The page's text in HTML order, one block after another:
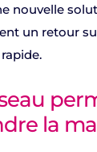
nouvelle
un retour
la